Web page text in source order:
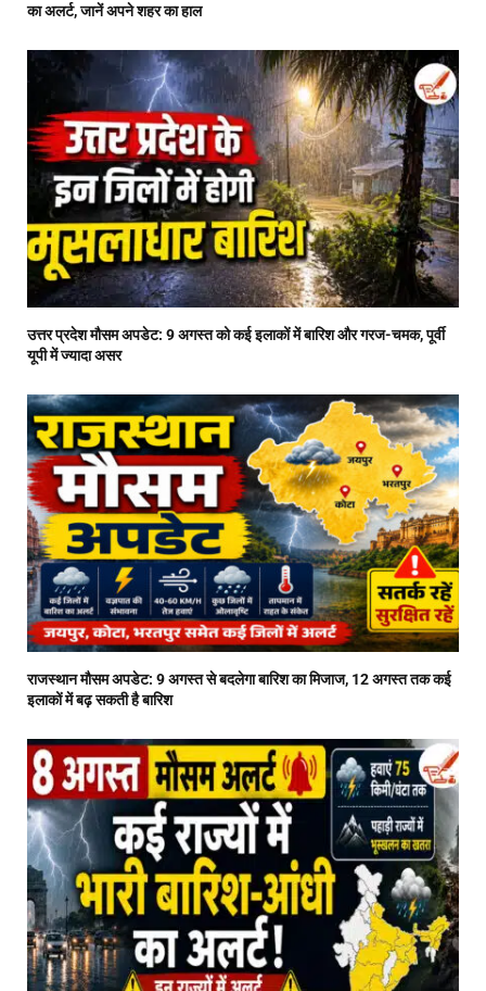
का अलर्ट, जानें अपने शहर का हाल
उत्तर प्रदेश मौसम अपडेट: 9 अगस्त को कई इलाकों में बारिश और गरज-चमक, पूर्वी
यूपी में ज्यादा असर
राजस्थान मौसम अपडेट: 9 अगस्त से बदलेगा बारिश का मिजाज, 12 अगस्त तक कई
इलाकों में बढ़ सकती है बारिश